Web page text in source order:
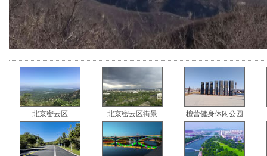
北京密云区 北京密云区街景 檀营健身休闲公园